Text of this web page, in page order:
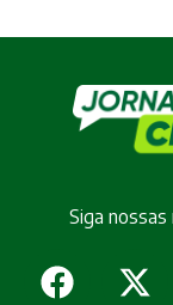
Siga nossas